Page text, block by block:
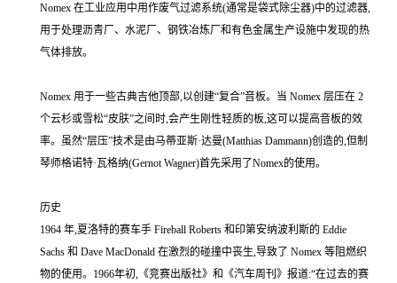
Nomex 在工业应用中用作废气过滤系统(通常是袋式除尘器)中的过滤器,
用于处理沥青厂、水泥厂、钢铁冶炼厂和有色金属生产设施中发现的热
气体排放。
Nomex 用于一些古典吉他顶部,以创建“复合”音板。当 Nomex 层压在 2
个云杉或雪松“皮肤”之间时,会产生刚性轻质的板,这可以提高音板的效
率。虽然“层压”技术是由马蒂亚斯·达曼(Matthias Dammann)创造的,但制
琴师格诺特·瓦格纳(Gernot Wagner)首先采用了Nomex的使用。
历史
1964 年,夏洛特的赛车手 Fireball Roberts 和印第安纳波利斯的 Eddie
Sachs 和 Dave MacDonald 在激烈的碰撞中丧生,导致了 Nomex 等阻燃织
物的使用。1966年初,《竞赛出版社》和《汽车周刊》报道:“在过去的赛